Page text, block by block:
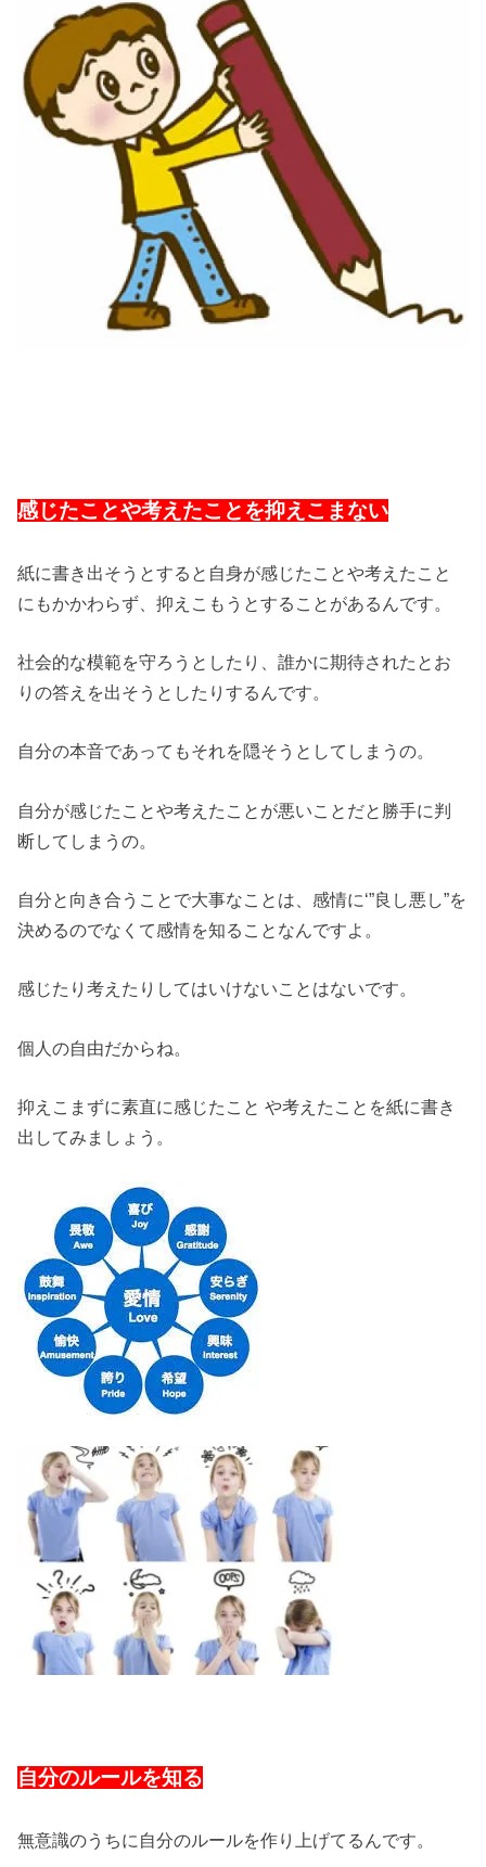
感じたことや考えたことを抑えこまない
紙に書き出そうとすると自身が感じたことや考えたこと
にもかかわらず、抑えこもうとすることがあるんです。
社会的な模範を守ろうとしたり、誰かに期待されたとお
りの答えを出そうとしたりするんです。
自分の本音であってもそれを隠そうとしてしまうの。
自分が感じたことや考えたことが悪いことだと勝手に判
断してしまうの。
自分と向き合うことで大事なことは、感情に‘”良し悪し”を
決めるのでなくて感情を知ることなんですよ。
感じたり考えたりしてはいけないことはないです。
個人の自由だからね。
抑えこまずに素直に感じたこと や考えたことを紙に書き
出してみましょう。
自分のルールを知る
無意識のうちに自分のルールを作り上げてるんです。